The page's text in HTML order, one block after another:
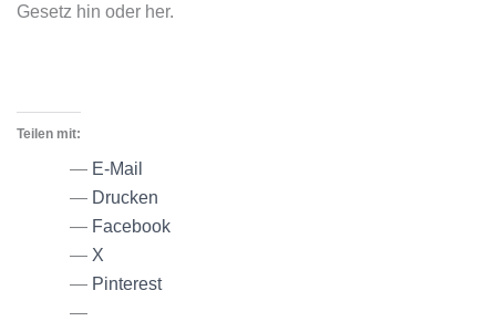
Gesetz hin oder her.
Teilen mit:
E-Mail
Drucken
Facebook
X
Pinterest